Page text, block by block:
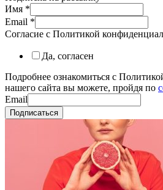
Имя *
Email *
Согласие с Политикой
Да, согласен
Подробнее ознакомиться с
нашего сайта вы можете, пройдя по
Email
Подписаться